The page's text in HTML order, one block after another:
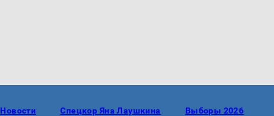
Новости Спецкор Яна Лаушкина Выборы 2026